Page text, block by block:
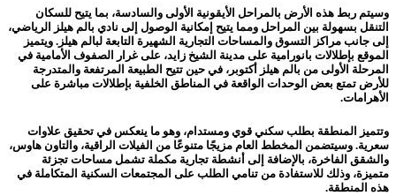
وسيتم ربط هذه الأرض بالمراحل الأيقونية الأولى والسادسة، بما يتيح للسكان
التنقل بسهولة بين المراحل ومما يتيح إمكانية الوصول إلى نادي بالم هيلز الرياضي،
إلى جانب مراكز التسوق والمساحات التجارية الشهيرة التابعة لبالم هيلز. ويتميز
الموقع بإطلالات بانورامية على مدينة الشيخ زايد، على غرار الصفوف الأمامية في
المرحلة الأولى من بالم هيلز أكتوبر، في حين تتيح الطبيعة المرتفعة والمتدرجة
للأرض تمتع بعض الوحدات الواقعة في المناطق الخلفية بإطلالات مباشرة على
الأهرامات.
وتتميز المنطقة بطلب سكني قوي ومستدام، وهو ما ينعكس في تحقيق علاوات
سعرية. وسيتضمن المخطط العام مزيجًا متنوعًا من الفيلات الراقية، والتاون هاوس،
والشقق الفاخرة، بالإضافة إلى أنشطة تجارية مكملة تشمل مساحات تجزئة
متميزة، وذلك للاستفادة من تنامي الطلب على المجتمعات السكنية المتكاملة في
هذه المنطقة.